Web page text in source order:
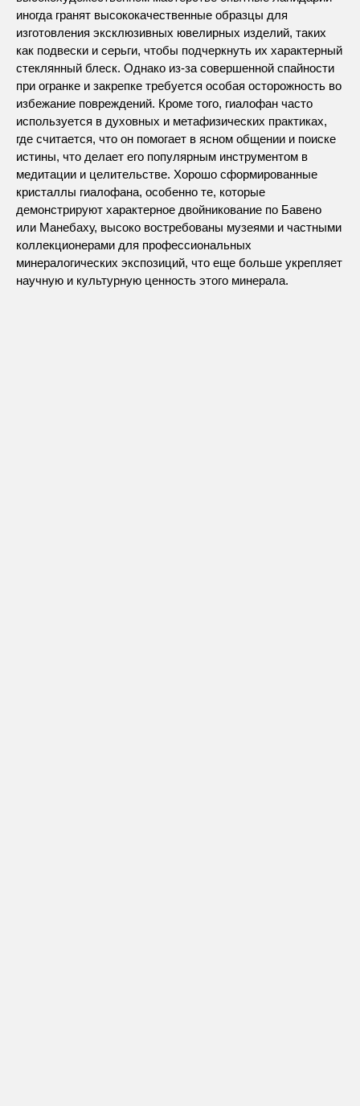
иногда гранят высококачественные образцы для
изготовления эксклюзивных ювелирных изделий, таких
как подвески и серьги, чтобы подчеркнуть их характерный
стеклянный блеск. Однако из-за совершенной спайности
при огранке и закрепке требуется особая осторожность во
избежание повреждений. Кроме того, гиалофан часто
используется в духовных и метафизических практиках,
где считается, что он помогает в ясном общении и поиске
истины, что делает его популярным инструментом в
медитации и целительстве. Хорошо сформированные
кристаллы гиалофана, особенно те, которые
демонстрируют характерное двойникование по Бавено
или Манебаху, высоко востребованы музеями и частными
коллекционерами для профессиональных
минералогических экспозиций, что еще больше укрепляет
научную и культурную ценность этого минерала.